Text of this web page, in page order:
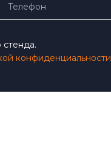
стенда.
конфиденциальности